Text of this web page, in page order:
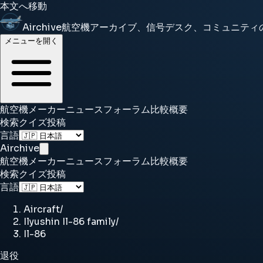
本文へ移動
Airchive航空機アーカイブ、信号デスク、コミュニティ
メニューを開く
航空機メーカーニュースフォーラム比較概要
検索クイズ投稿
言語
Airchive
航空機メーカーニュースフォーラム比較概要
検索クイズ投稿
言語
Aircraft/
Ilyushin Il-86 family/
Il-86
退役